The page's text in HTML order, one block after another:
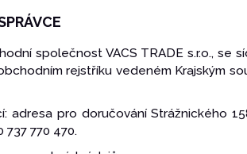
společnost VACS TRADE s.r.o.,
rejstříku vedeném Krajským
adresa pro doručování Strážnického
770 470.